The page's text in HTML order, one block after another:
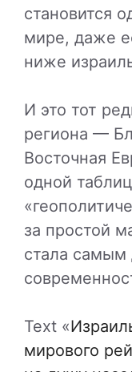
становится
мире, даже
ниже
И это тот
региона —
Восточная
одной
за простой
стала самым
Text «
мирового